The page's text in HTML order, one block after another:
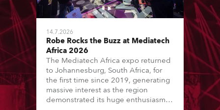
14.7.2026
Robe Rocks the Buzz at Mediatech
Africa 2026
The Mediatech Africa expo returned
to Johannesburg, South Africa, for
the first time since 2019, generating
massive interest as the region
demonstrated its huge enthusiasm